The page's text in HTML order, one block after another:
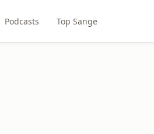
Podcasts Top Sange